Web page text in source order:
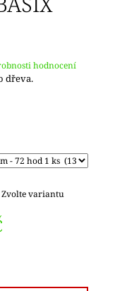
hodnocení
dřeva.
Zvolte variantu